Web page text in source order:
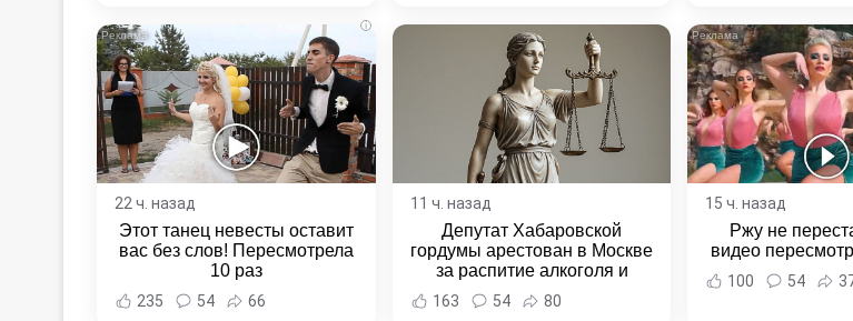
i
22 ч. назад
Этот танец невесты оставит
вас без слов! Пересмотрела
10 раз
235 54 66
11 ч. назад
Депутат Хабаровской
гордумы арестован в Москве
за распитие алкоголя и
неповиновение полиции -
Новости Хабаровска и
163 54 80
15 ч. назад
Ржу не
видео
100 54